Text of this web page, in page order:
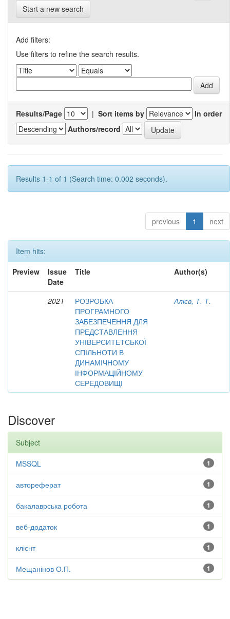
Start a new search
Add filters:
Use filters to refine the search results.
Results/Page | Sort items by
In order
Authors/record
Results 1-1 of 1 (Search time: 0.002 seconds).
previous 1 next
Item hits:
Preview
Issue
Date
Title Author(s)
2021
РОЗРОБКА
ПРОГРАМНОГО
ЗАБЕЗПЕЧЕННЯ ДЛЯ
ПРЕДСТАВЛЕННЯ
УНІВЕРСИТЕТСЬКОЇ
СПІЛЬНОТИ В
ДИНАМІЧНОМУ
ІНФОРМАЦІЙНОМУ
СЕРЕДОВИЩІ
Алієв, Т. Т.
Discover
Subject
1
MSSQL
1
автореферат
1
бакалаврська робота
1
веб-додаток
1
клієнт
1
Мещанінов О.П.